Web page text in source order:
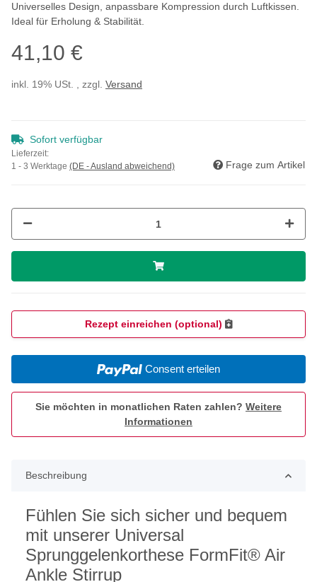
Universelles Design, anpassbare Kompression durch Luftkissen.
Ideal für Erholung & Stabilität.
41,10 €
inkl. 19% USt. , zzgl. Versand
Sofort verfügbar
Lieferzeit:
1 - 3 Werktage (DE - Ausland abweichend) Frage zum Artikel
Rezept einreichen (optional)
Consent erteilen
Sie möchten in monatlichen Raten zahlen? Weitere
Informationen
Beschreibung
Fühlen Sie sich sicher und bequem
mit unserer Universal
Sprunggelenkorthese FormFit® Air
Ankle Stirrup